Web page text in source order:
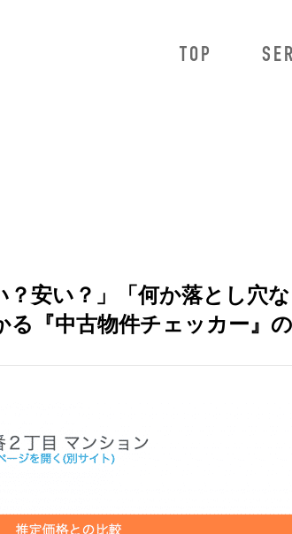
TOP
安い？」「何か落とし穴
る『中古物件チェッカー』